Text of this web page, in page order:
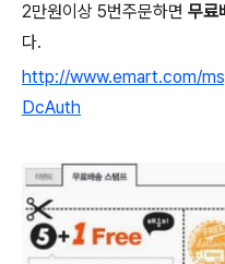
2만원이상 5번주문하면 무료
다.
http://www.emart.com/
DcAuth